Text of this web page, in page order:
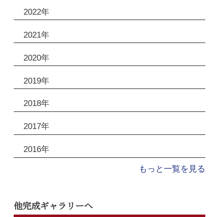
2022年
2021年
2020年
2019年
2018年
2017年
2016年
もっと一覧を見る
他完成ギャラリーへ